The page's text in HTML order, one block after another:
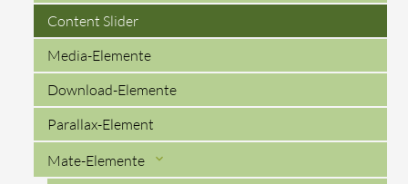
Content Slider
Media-Elemente
Download-Elemente
Parallax-Element
Mate-Elemente